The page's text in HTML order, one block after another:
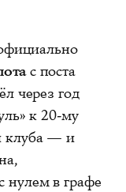
с поста
через год
к 20-му
клуба — и
нулем в графе